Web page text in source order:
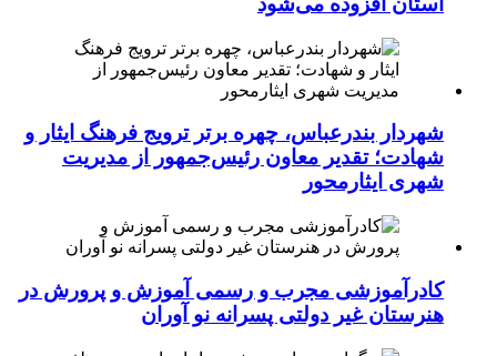
شهردار بندرعباس، چهره برتر ترویج فرهنگ ایثار و
شهادت؛ تقدیر معاون رئیس‌جمهور از مدیریت
شهری ایثارمحور
کادرآموزشی مجرب و رسمی آموزش و پرورش در
هنرستان غیر دولتی پسرانه نو آوران